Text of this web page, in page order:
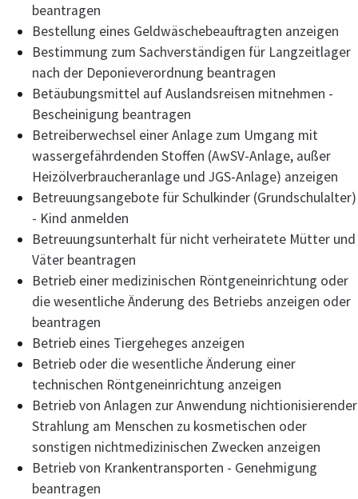
beantragen
Bestellung eines Geldwäschebeauftragten anzeigen
Bestimmung zum Sachverständigen für Langzeitlager
nach der Deponieverordnung beantragen
Betäubungsmittel auf Auslandsreisen mitnehmen -
Bescheinigung beantragen
Betreiberwechsel einer Anlage zum Umgang mit
wassergefährdenden Stoffen (AwSV-Anlage, außer
Heizölverbraucheranlage und JGS-Anlage) anzeigen
Betreuungsangebote für Schulkinder (Grundschulalter)
- Kind anmelden
Betreuungsunterhalt für nicht verheiratete Mütter und
Väter beantragen
Betrieb einer medizinischen Röntgeneinrichtung oder
die wesentliche Änderung des Betriebs anzeigen oder
beantragen
Betrieb eines Tiergeheges anzeigen
Betrieb oder die wesentliche Änderung einer
technischen Röntgeneinrichtung anzeigen
Betrieb von Anlagen zur Anwendung nichtionisierender
Strahlung am Menschen zu kosmetischen oder
sonstigen nichtmedizinischen Zwecken anzeigen
Betrieb von Krankentransporten - Genehmigung
beantragen